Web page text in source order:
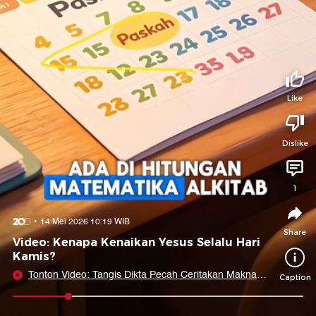
Like
Dislike
1
Share
Caption
14 Mei 2026 10:19 WIB
Video: Kenapa Kenaikan Yesus Selalu Hari
Kamis?
Tonton Video: Tangis Dikta Pecah Ceritakan Makna
Share to
Facebook X Whatsapp Telegram
Copy Link Copy Embed
Suka video ini?
Login untuk menyampaikan pendapat.
Masuk
Tidak suka video ini?
Login untuk menyampaikan pendapat.
Masuk